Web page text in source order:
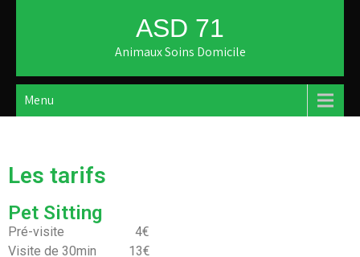
ASD 71
Animaux Soins Domicile
Menu
Les tarifs
Pet Sitting
Pré-visite 4€
Visite de 30min 13€